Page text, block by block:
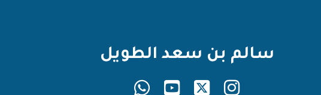
سالم بن سعد الطويل